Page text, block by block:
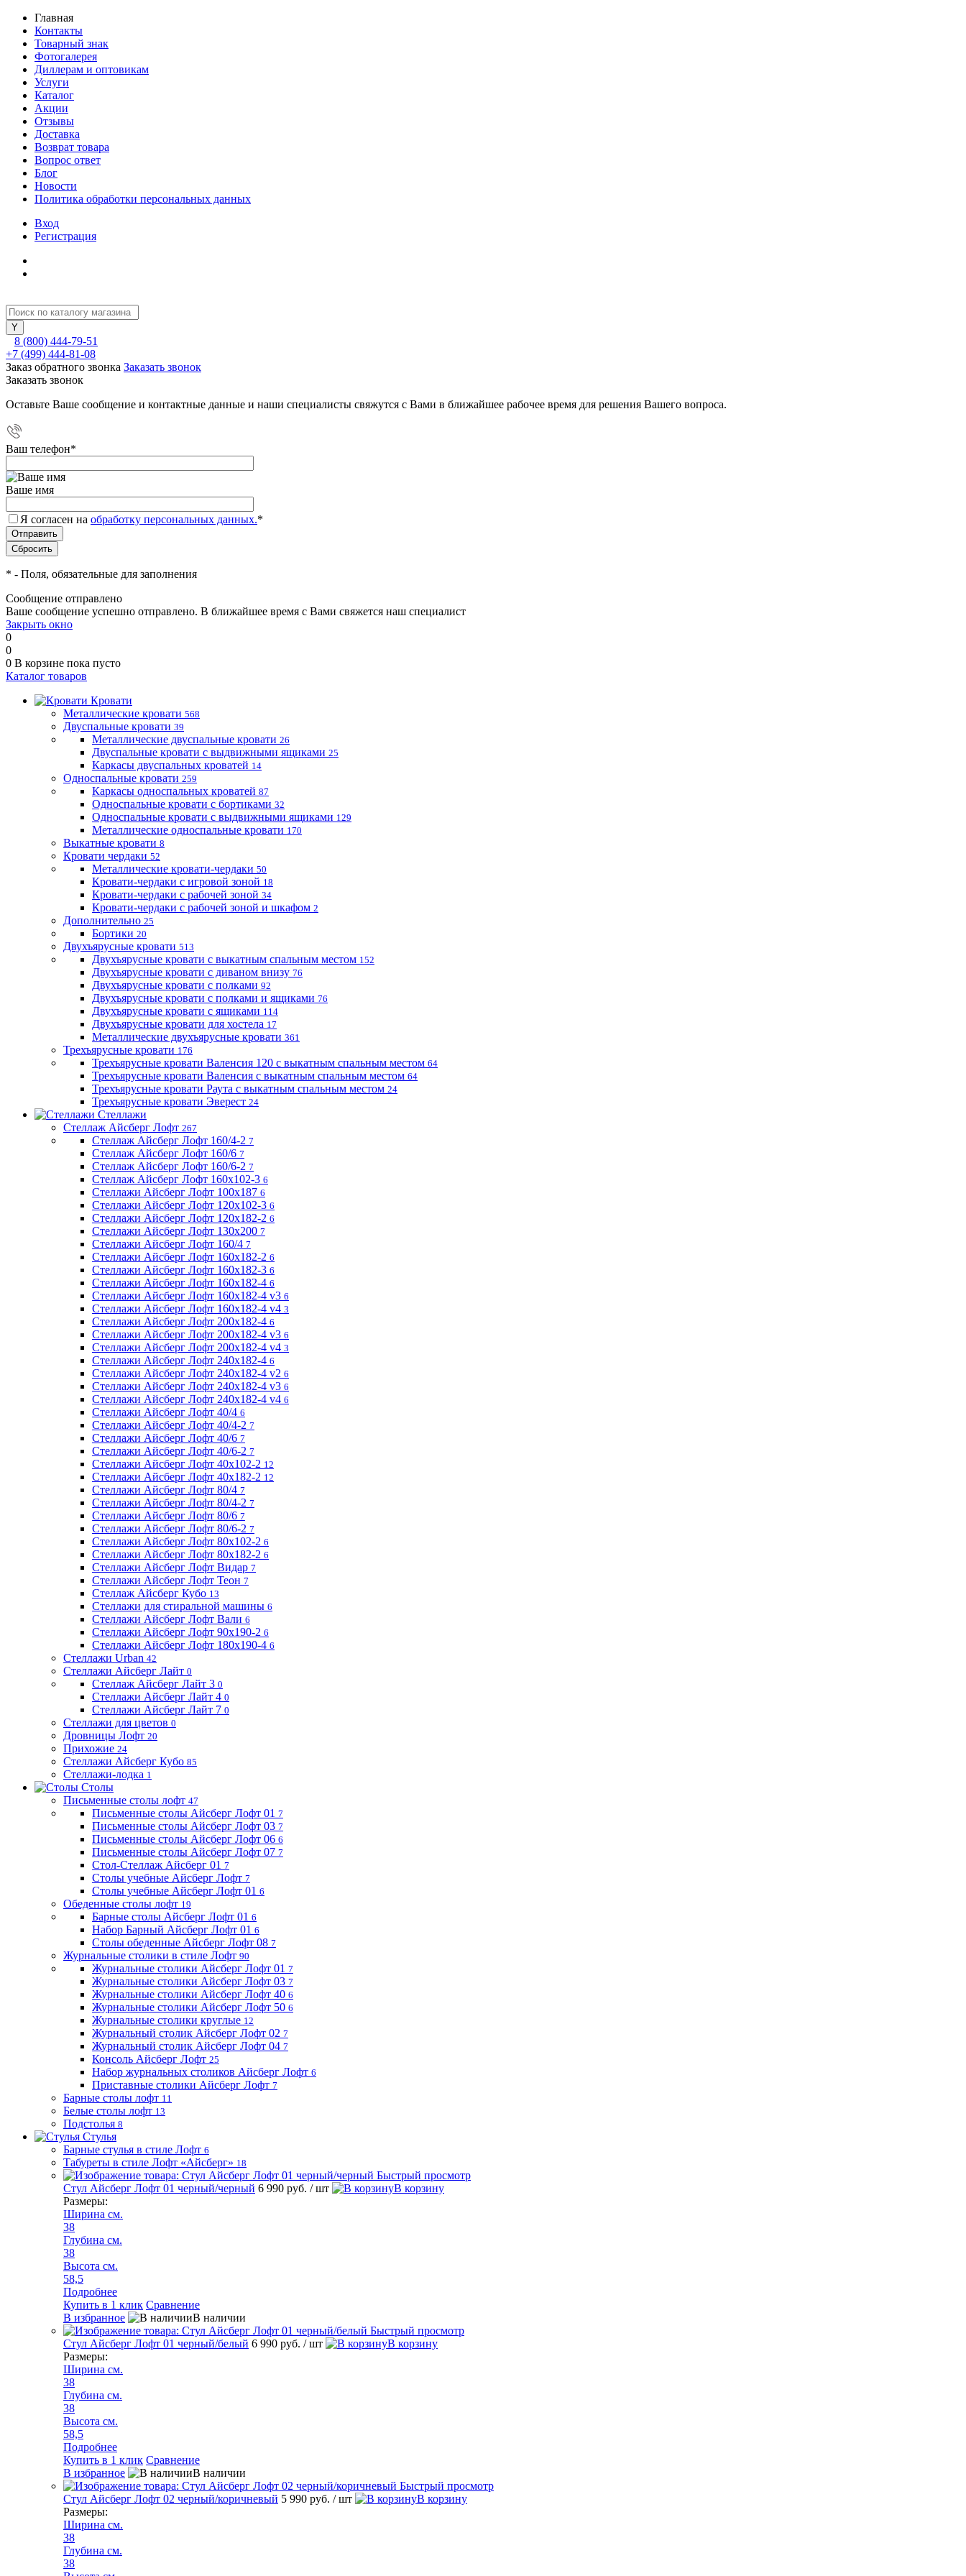
Главная
Контакты
Товарный знак
Фотогалерея
Диллерам и оптовикам
Услуги
Каталог
Акции
Отзывы
Доставка
Возврат товара
Вопрос ответ
Блог
Новости
Политика обработки персональных данных
Вход
Регистрация
8 (800) 444-79-51
+7 (499) 444-81-08
Заказ обратного звонка Заказать звонок
Заказать звонок
Оставьте Ваше сообщение и контактные данные и наши специалисты свяжутся с Вами в ближайшее рабочее время для решения Вашего вопроса.
Ваш телефон*
Ваше имя
Я согласен на обработку персональных данных.*
* - Поля, обязательные для заполнения
Сообщение отправлено
Ваше сообщение успешно отправлено. В ближайшее время с Вами свяжется наш специалист
Закрыть окно
0
0
0 В корзине пока пусто
Каталог товаров
Кровати
Металлические кровати 568
Двуспальные кровати 39
Металлические двуспальные кровати 26
Двуспальные кровати с выдвижными ящиками 25
Каркасы двуспальных кроватей 14
Односпальные кровати 259
Каркасы односпальных кроватей 87
Односпальные кровати с бортиками 32
Односпальные кровати с выдвижными ящиками 129
Металлические односпальные кровати 170
Выкатные кровати 8
Кровати чердаки 52
Металлические кровати-чердаки 50
Кровати-чердаки с игровой зоной 18
Кровати-чердаки с рабочей зоной 34
Кровати-чердаки с рабочей зоной и шкафом 2
Дополнительно 25
Бортики 20
Двухъярусные кровати 513
Двухъярусные кровати с выкатным спальным местом 152
Двухъярусные кровати с диваном внизу 76
Двухъярусные кровати с полками 92
Двухъярусные кровати с полками и ящиками 76
Двухъярусные кровати с ящиками 114
Двухъярусные кровати для хостела 17
Металлические двухъярусные кровати 361
Трехъярусные кровати 176
Трехъярусные кровати Валенсия 120 с выкатным спальным местом 64
Трехъярусные кровати Валенсия с выкатным спальным местом 64
Трехъярусные кровати Раута с выкатным спальным местом 24
Трехъярусные кровати Эверест 24
Стеллажи
Стеллаж Айсберг Лофт 267
Стеллаж Айсберг Лофт 160/4-2 7
Стеллаж Айсберг Лофт 160/6 7
Стеллаж Айсберг Лофт 160/6-2 7
Стеллаж Айсберг Лофт 160х102-3 6
Стеллажи Айсберг Лофт 100х187 6
Стеллажи Айсберг Лофт 120х102-3 6
Стеллажи Айсберг Лофт 120х182-2 6
Стеллажи Айсберг Лофт 130х200 7
Стеллажи Айсберг Лофт 160/4 7
Стеллажи Айсберг Лофт 160х182-2 6
Стеллажи Айсберг Лофт 160х182-3 6
Стеллажи Айсберг Лофт 160х182-4 6
Стеллажи Айсберг Лофт 160х182-4 v3 6
Стеллажи Айсберг Лофт 160х182-4 v4 3
Стеллажи Айсберг Лофт 200х182-4 6
Стеллажи Айсберг Лофт 200х182-4 v3 6
Стеллажи Айсберг Лофт 200х182-4 v4 3
Стеллажи Айсберг Лофт 240х182-4 6
Стеллажи Айсберг Лофт 240х182-4 v2 6
Стеллажи Айсберг Лофт 240х182-4 v3 6
Стеллажи Айсберг Лофт 240х182-4 v4 6
Стеллажи Айсберг Лофт 40/4 6
Стеллажи Айсберг Лофт 40/4-2 7
Стеллажи Айсберг Лофт 40/6 7
Стеллажи Айсберг Лофт 40/6-2 7
Стеллажи Айсберг Лофт 40х102-2 12
Стеллажи Айсберг Лофт 40х182-2 12
Стеллажи Айсберг Лофт 80/4 7
Стеллажи Айсберг Лофт 80/4-2 7
Стеллажи Айсберг Лофт 80/6 7
Стеллажи Айсберг Лофт 80/6-2 7
Стеллажи Айсберг Лофт 80х102-2 6
Стеллажи Айсберг Лофт 80х182-2 6
Стеллажи Айсберг Лофт Видар 7
Стеллажи Айсберг Лофт Теон 7
Стеллаж Айсберг Кубо 13
Стеллажи для стиральной машины 6
Стеллажи Айсберг Лофт Вали 6
Стеллажи Айсберг Лофт 90х190-2 6
Стеллажи Айсберг Лофт 180х190-4 6
Стеллажи Urban 42
Стеллажи Айсберг Лайт 0
Стеллаж Айсберг Лайт 3 0
Стеллажи Айсберг Лайт 4 0
Стеллажи Айсберг Лайт 7 0
Стеллажи для цветов 0
Дровницы Лофт 20
Прихожие 24
Стеллажи Айсберг Кубо 85
Стеллажи-лодка 1
Столы
Письменные столы лофт 47
Письменные столы Айсберг Лофт 01 7
Письменные столы Айсберг Лофт 03 7
Письменные столы Айсберг Лофт 06 6
Письменные столы Айсберг Лофт 07 7
Стол-Стеллаж Айсберг 01 7
Столы учебные Айсберг Лофт 7
Столы учебные Айсберг Лофт 01 6
Обеденные столы лофт 19
Барные столы Айсберг Лофт 01 6
Набор Барный Айсберг Лофт 01 6
Столы обеденные Айсберг Лофт 08 7
Журнальные столики в стиле Лофт 90
Журнальные столики Айсберг Лофт 01 7
Журнальные столики Айсберг Лофт 03 7
Журнальные столики Айсберг Лофт 40 6
Журнальные столики Айсберг Лофт 50 6
Журнальные столики круглые 12
Журнальный столик Айсберг Лофт 02 7
Журнальный столик Айсберг Лофт 04 7
Консоль Айсберг Лофт 25
Набор журнальных столиков Айсберг Лофт 6
Приставные столики Айсберг Лофт 7
Барные столы лофт 11
Белые столы лофт 13
Подстолья 8
Стулья
Барные стулья в стиле Лофт 6
Табуреты в стиле Лофт «Айсберг» 18
Быстрый просмотр
Стул Айсберг Лофт 01 черный/черный 6 990 руб. / шт
В корзину
Размеры:
Ширина см.
38
Глубина см.
38
Высота см.
58,5
Подробнее
Купить в 1 клик Сравнение
В избранное
В наличии
Быстрый просмотр
Стул Айсберг Лофт 01 черный/белый 6 990 руб. / шт
В корзину
Размеры:
Ширина см.
38
Глубина см.
38
Высота см.
58,5
Подробнее
Купить в 1 клик Сравнение
В избранное
В наличии
Быстрый просмотр
Стул Айсберг Лофт 02 черный/коричневый 5 990 руб. / шт
В корзину
Размеры:
Ширина см.
38
Глубина см.
38